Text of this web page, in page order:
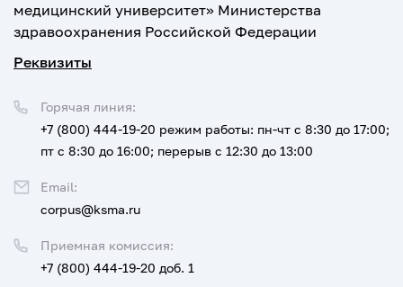
медицинский университет» Министерства
здравоохранения Российской Федерации
Реквизиты
Приемная комиссия:
+7 (800) 444-19-20 доб. 1
Горячая линия:
+7 (800) 444-19-20 режим работы: пн-чт с 8:30 до 17:00;
пт с 8:30 до 16:00; перерыв с 12:30 до 13:00
Email:
corpus@ksma.ru